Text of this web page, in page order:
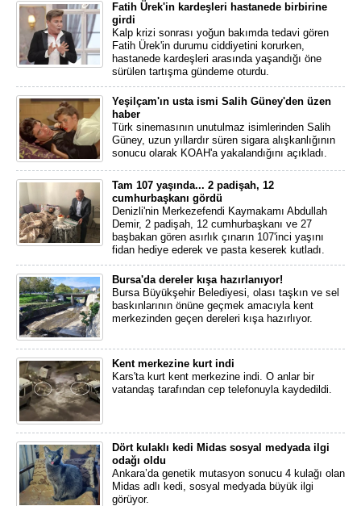
Fatih Ürek'in kardeşleri hastanede birbirine
girdi
Kalp krizi sonrası yoğun bakımda tedavi gören
Fatih Ürek'in durumu ciddiyetini korurken,
hastanede kardeşleri arasında yaşandığı öne
sürülen tartışma gündeme oturdu.
Yeşilçam'ın usta ismi Salih Güney'den üzen
haber
Türk sinemasının unutulmaz isimlerinden Salih
Güney, uzun yıllardır süren sigara alışkanlığının
sonucu olarak KOAH'a yakalandığını açıkladı.
Tam 107 yaşında... 2 padişah, 12
cumhurbaşkanı gördü
Denizli'nin Merkezefendi Kaymakamı Abdullah
Demir, 2 padişah, 12 cumhurbaşkanı ve 27
başbakan gören asırlık çınarın 107'inci yaşını
fidan hediye ederek ve pasta keserek kutladı.
Bursa'da dereler kışa hazırlanıyor!
Bursa Büyükşehir Belediyesi, olası taşkın ve sel
baskınlarının önüne geçmek amacıyla kent
merkezinden geçen dereleri kışa hazırlıyor.
Kent merkezine kurt indi
Kars'ta kurt kent merkezine indi. O anlar bir
vatandaş tarafından cep telefonuyla kaydedildi.
Dört kulaklı kedi Midas sosyal medyada ilgi
odağı oldu
Ankara’da genetik mutasyon sonucu 4 kulağı olan
Midas adlı kedi, sosyal medyada büyük ilgi
görüyor.